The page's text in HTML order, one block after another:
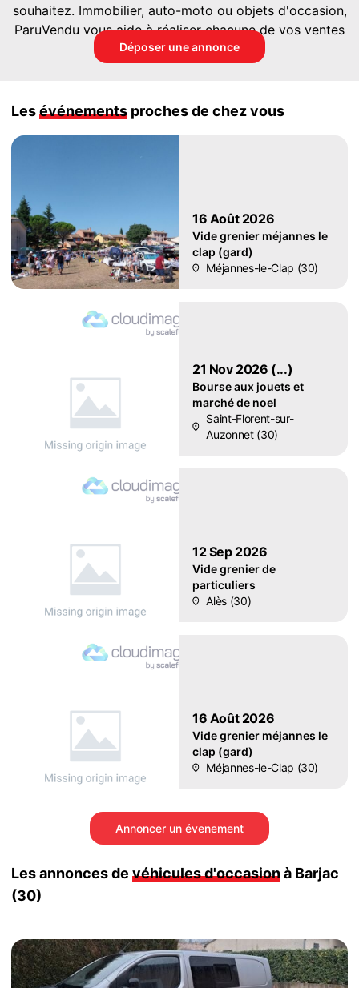
souhaitez. Immobilier, auto-moto ou objets d'occasion,
ParuVendu vous aide à réaliser chacune de vos ventes
Déposer une annonce
Lesévénements proches de chez vous
16 Août 2026
Vide grenier méjannes le
clap (gard)
Méjannes-le-Clap (30)
21 Nov 2026 (...)
Bourse aux jouets et
marché de noel
Saint-Florent-sur-
Auzonnet (30)
12 Sep 2026
Vide grenier de
particuliers
Alès (30)
16 Août 2026
Vide grenier méjannes le
clap (gard)
Méjannes-le-Clap (30)
Annoncer un évenement
Les annonces de véhicules d'occasionà Barjac
(30)